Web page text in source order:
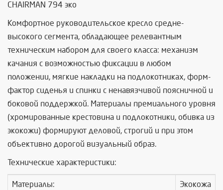
CHAIRMAN 794 эко
Комфортное руководительское кресло средне-
высокого сегмента, обладающее релевантным
техническим набором для своего класса: механизм
качания с возможностью фиксации в любом
положении, мягкие накладки на подлокотниках, форм-
фактор сиденья и спинки с ненавязчивой поясничной и
боковой поддержкой. Материалы премиального уровня
(хромированные крестовина и подлокотники, обивка из
экокожи) формируют деловой, строгий и при этом
объективно дорогой визуальный образ.
Технические характеристики:
Материалы: Экокожа